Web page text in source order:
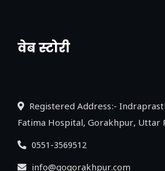
वेब स्टोरी
नया एक्सप्रेसवे: पूर्वांचल का लक,
Registered Address:-
Fatima Hospital, Gorakhpur, Uttar
0551-3569512
info@gogorakhpur.com